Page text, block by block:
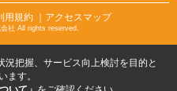
用規約 ｜アクセスマップ
社 All rights reserved.
把握、サービス向上検討を目的と
ます。